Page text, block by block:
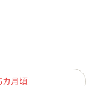
カ月頃